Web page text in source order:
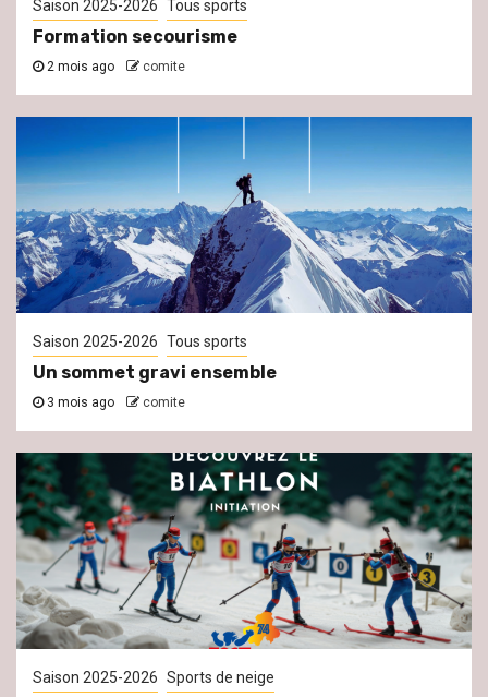
Saison 2025-2026 Tous sports
Formation secourisme
2 mois ago comite
Saison 2025-2026 Tous sports
Un sommet gravi ensemble
3 mois ago comite
Saison 2025-2026 Sports de neige